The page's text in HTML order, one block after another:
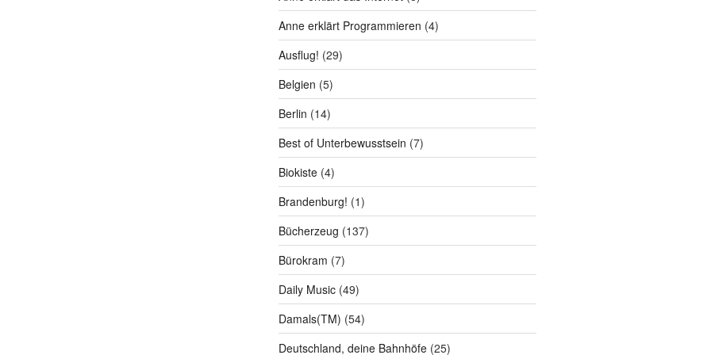
Anne erklärt Programmieren (4)
Ausflug! (29)
Belgien (5)
Berlin (14)
Best of Unterbewusstsein (7)
Biokiste(4)
Brandenburg! (1)
Bücherzeug (137)
Bürokram (7)
Daily Music(49)
Damals(TM) (54)
Deutschland, deine Bahnhöfe(25)